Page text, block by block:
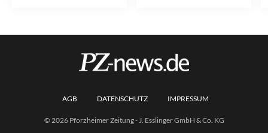
AGB DATENSCHUTZ IMPRESSUM
© 2026 Pforzheimer Zeitung - J. Esslinger GmbH & Co. KG